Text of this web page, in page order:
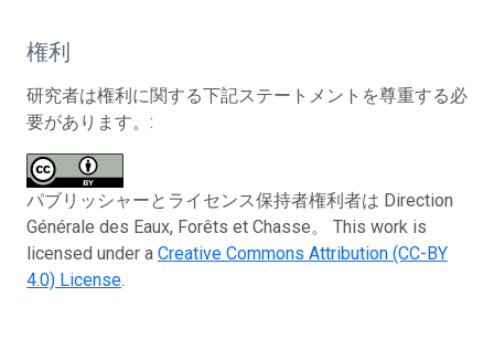
権利
研究者は権利に関する下記ステートメントを尊重する必
要があります。:
パブリッシャーとライセンス保持者権利者は Direction
Générale des Eaux, Forêts et Chasse。 This work is
licensed under a Creative Commons Attribution (CC-BY
4.0) License.